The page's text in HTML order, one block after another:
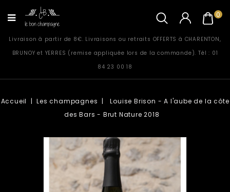
0
Livraison à partir de 8€. Livraisons ou retraits OFFERTS à CHARENTON,
BRUNOY et YERRES (remise appliquée lors de la commande). Tél : 01
84 23 00 18
Accueil Les champagnes
Louise Brison - A l'aube de la côte
des Bars - Brut Nature 2018